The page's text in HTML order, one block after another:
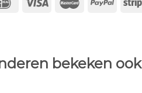
bekeken ook